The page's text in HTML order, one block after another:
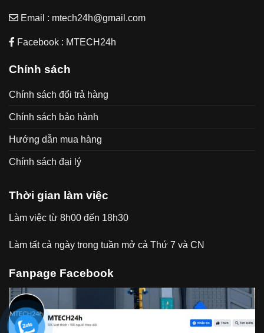
Email : mtech24h@gmail.com
Facebook : MTECH24h
Chính sách
Chính sách đổi trả hàng
Chính sách bảo hành
Hướng dẫn mua hàng
Chính sách đại lý
Thời gian làm việc
Làm việc từ 8h00 đến 18h30
Làm tất cả ngày trong tuần mở cả Thứ 7 và CN
Fanpage Facebook